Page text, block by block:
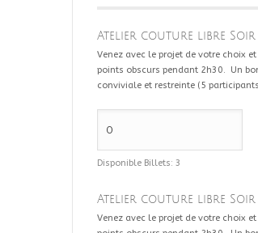
Atelier couture libre Soir
Venez avec le projet de votre choix
points obscurs pendant 2h30. Un
conviviale et restreinte (5
Disponible Billets: 3
Atelier couture libre Soir
Venez avec le projet de votre choix